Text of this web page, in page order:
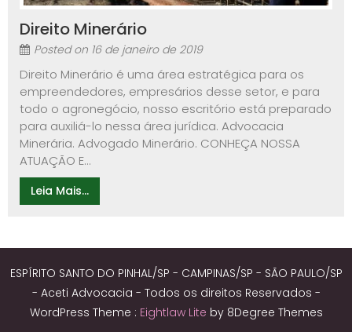
Direito Minerário
Posted on 16 de janeiro de 2019
Direito Minerário é uma área estratégica para os
empreendedores, empresários desse setor, e para
todo o agronegócio, nosso escritório está preparado
para auxiliá-lo nessa área jurídica. Advocacia
Minerária. Advogado Minerário. CONHEÇA NOSSA
ATUAÇÃO E...
Leia Mais...
ESPÍRITO SANTO DO PINHAL/SP - CAMPINAS/SP - SÃO PAULO/SP
- Aceti Advocacia - Todos os direitos Reservados -
WordPress Theme : Eightlaw Lite by 8Degree Themes